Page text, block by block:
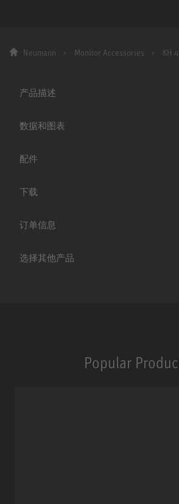
Neumann Monitor Accessories KH
产品描述
数据和图表
配件
下载
订单信息
选择其他产品
Popular